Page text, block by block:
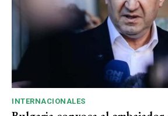
INTERNACIONALES